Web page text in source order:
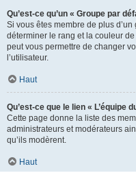
Qu’est-ce qu’un « Groupe par
Si vous êtes membre de plus
déterminer le rang et la couleur
peut vous permettre de changer
l’utilisateur.
Haut
Qu’est-ce que le lien « L’équipe
Cette page donne la liste des
administrateurs et modérateurs
qu’ils modèrent.
Haut